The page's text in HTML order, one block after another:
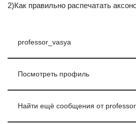
2)Как правильно распечатать
professor_vasya
Посмотреть профиль
Найти ещё сообщения от